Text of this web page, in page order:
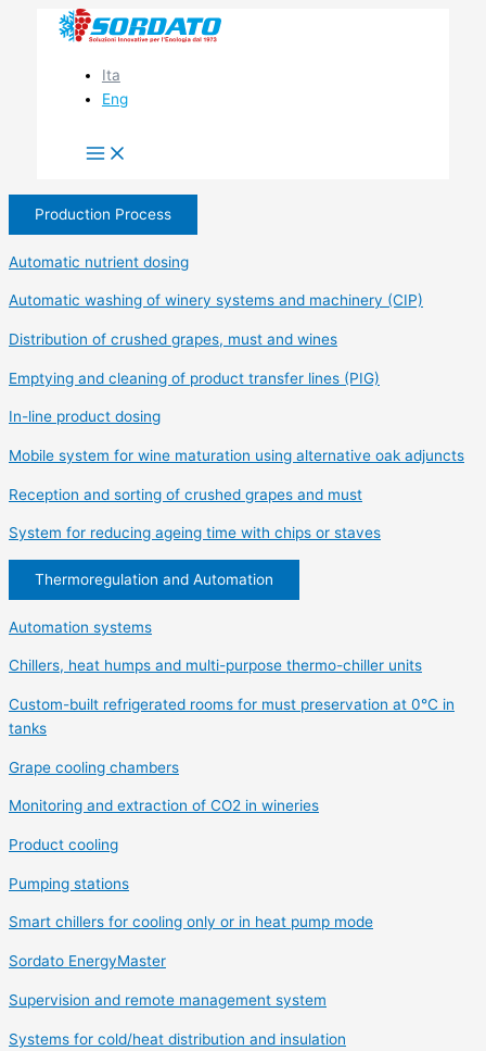
Ita
Eng
Production Process
Automatic nutrient dosing
Automatic washing of winery systems and machinery (CIP)
Distribution of crushed grapes, must and wines
Emptying and cleaning of product transfer lines (PIG)
In-line product dosing
Mobile system for wine maturation using alternative oak adjuncts
Reception and sorting of crushed grapes and must
System for reducing ageing time with chips or staves
Thermoregulation and Automation
Automation systems
Chillers, heat humps and multi-purpose thermo-chiller units
Custom-built refrigerated rooms for must preservation at 0°C in
tanks
Grape cooling chambers
Monitoring and extraction of CO2 in wineries
Product cooling
Pumping stations
Smart chillers for cooling only or in heat pump mode
Sordato EnergyMaster
Supervision and remote management system
Systems for cold/heat distribution and insulation